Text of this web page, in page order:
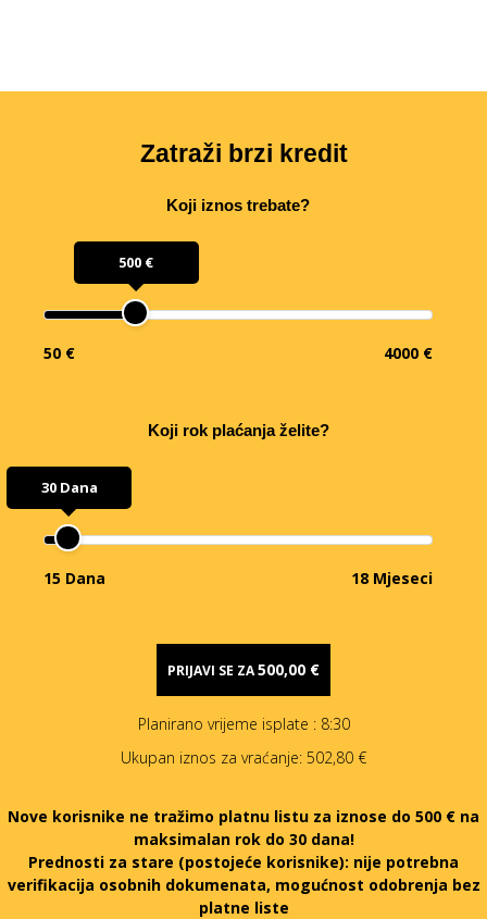
Zatraži brzi kredit
Koji iznos trebate?
500 €
50 € 4000 €
Koji rok plaćanja želite?
30 Dana
15 Dana 18 Mjeseci
PRIJAVI SE ZA500,00 €
Planirano vrijeme isplate : 8:30
Ukupan iznos za vraćanje: 502,80 €
Nove korisnike ne tražimo platnu listu za iznose do 500 € na
maksimalan rok do 30 dana!
Prednosti za stare (postojeće korisnike): nije potrebna
verifikacija osobnih dokumenata, mogućnost odobrenja bez
platne liste